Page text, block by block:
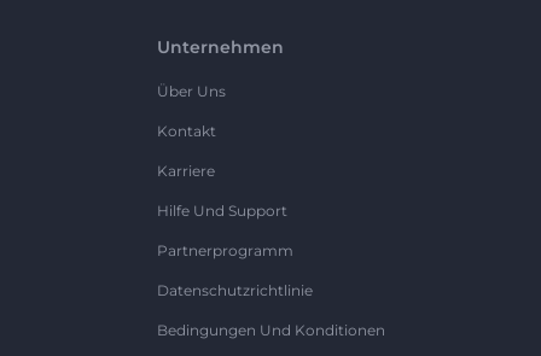
Unternehmen
Über Uns
Kontakt
Karriere
Hilfe Und Support
Partnerprogramm
Datenschutzrichtlinie
Bedingungen Und Konditionen